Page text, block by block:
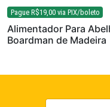
Pague R$19,00 via PIX/boleto
Alimentador Para
Boardman de Madeira